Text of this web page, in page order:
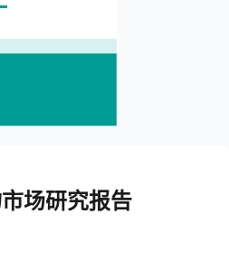
场研究报告